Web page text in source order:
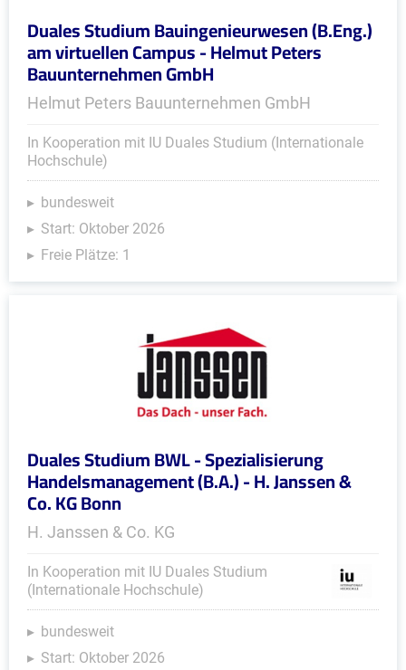
Duales Studium Bauingenieurwesen (B.Eng.)
am virtuellen Campus - Helmut Peters
Bauunternehmen GmbH
Helmut Peters Bauunternehmen GmbH
In Kooperation mit IU Duales Studium (Internationale
Hochschule)
bundesweit
Start: Oktober 2026
Freie Plätze: 1
Duales Studium BWL - Spezialisierung
Handelsmanagement (B.A.) - H. Janssen &
Co. KG Bonn
H. Janssen & Co. KG
In Kooperation mit IU Duales Studium
(Internationale Hochschule)
bundesweit
Start: Oktober 2026